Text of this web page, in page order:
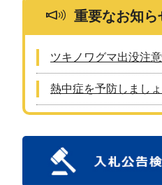
重要なお知ら
ツキノワグマ出没注
熱中症を予防しましょ